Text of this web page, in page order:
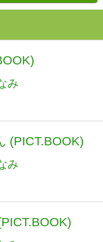
み
(PICT.BOOK)
み